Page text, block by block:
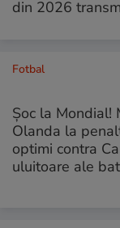
din 2026
Fotbal
Șoc la Mondial!
Olanda la
optimi contra
uluitoare ale